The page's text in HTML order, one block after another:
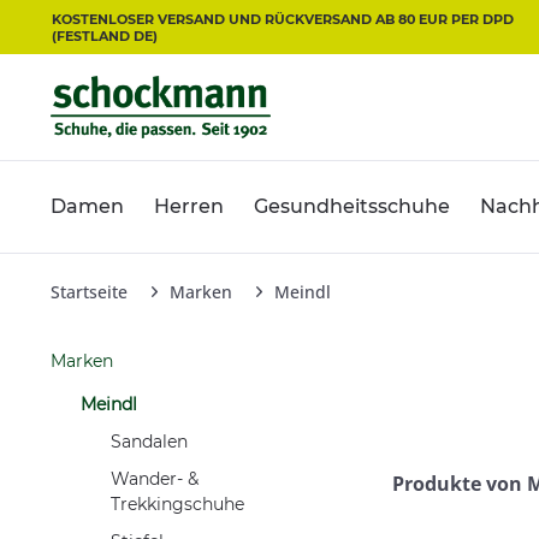
KOSTENLOSER VERSAND UND RÜCKVERSAND AB 80 EUR PER DPD
(FESTLAND DE)
Damen Herren Gesundheitsschuhe
Startseite Marken Meindl
Produkte von
Marken
Meindl
Sandalen
Wander- &
Trekkingschuhe